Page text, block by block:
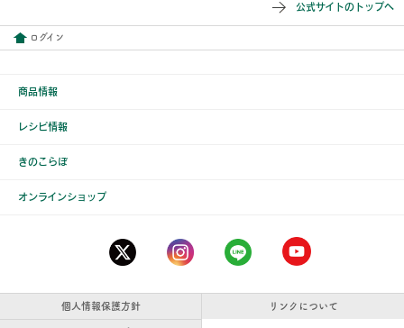
公式サイトのトップへ
ログイン
商品情報
レシピ情報
きのこらぼ
オンラインショップ
個人情報保護方針 リンクについて